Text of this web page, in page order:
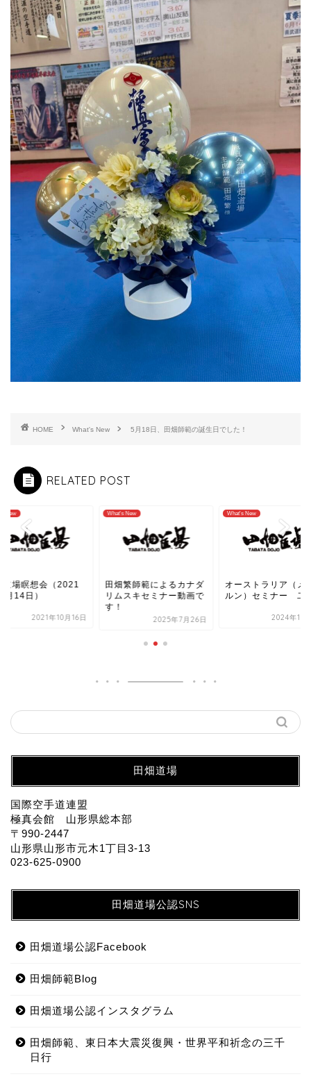
HOME What's New 5月18日、田畑師範の誕生日でした！
RELATED POST
New
道場瞑想会（2021
月14日）
2021年10月16日
What's New
田畑繁師範によるカナダ
リムスキセミナー動画で
す！
2025年7月26日
What's New
オーストラリア（メ
ルン）セミナー 二
2024年11
田畑道場
国際空手道連盟
極真会館 山形県総本部
〒990-2447
山形県山形市元木1丁目3-13
023-625-0900
田畑道場公認SNS
田畑道場公認Facebook
田畑師範Blog
田畑道場公認インスタグラム
田畑師範、東日本大震災復興・世界平和祈念の三千
日行